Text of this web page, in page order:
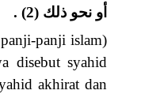
أو نحو ذلك (2) .
panji islam)
disebut syahid
akhirat dan